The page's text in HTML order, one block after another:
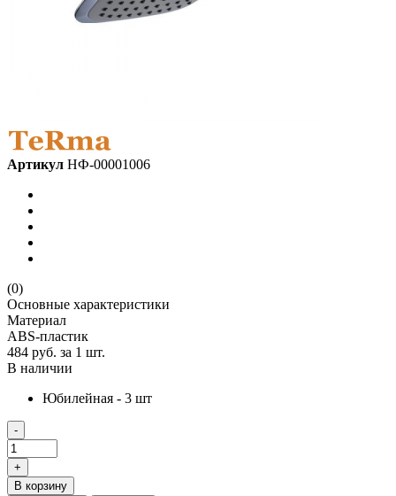
Артикул НФ-00001006
(0)
Основные характеристики
Материал
ABS-пластик
484 руб. за 1 шт.
В наличии
Юбилейная - 3 шт
-
+
В корзину